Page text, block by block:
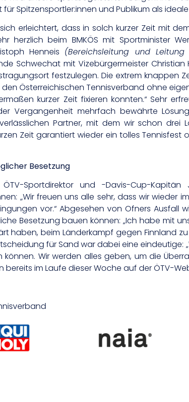
Spitzensportler:innen und Publikum als
erleichtert, dass in solch kurzer Zeit mit
herzlich beim BMKÖS mit Sportminister
Henneis (Bereichsleitung und Leitung
Schwechat mit Vizebürgermeister
festzulegen. Die extrem knappen
Österreichischen Tennisverband ohne
kurzer Zeit fixieren konnten.“ Sehr
Vergangenheit mehrfach bewährte
Partner, mit dem wir schon drei
Zeit garantiert wieder ein tolles Tennisfest
Besetzung
Sportdirektor und -Davis-Cup-
„Wir freuen uns alle sehr, dass wir wieder
vor.“ Abgesehen von Ofners Ausfall
Besetzung bauen können: „Ich habe mit
haben, beim Länderkampf gegen Finnland
für Sand war dabei eine eindeutige:
Wir werden alles geben, um die
im Laufe dieser Woche auf der ÖTV-